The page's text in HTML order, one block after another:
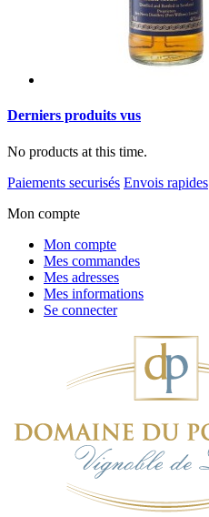
Derniers produits vus
No products at this time.
Paiements securisés Envois rapides
Mon compte
Mon compte
Mes commandes
Mes adresses
Mes informations
Se connecter